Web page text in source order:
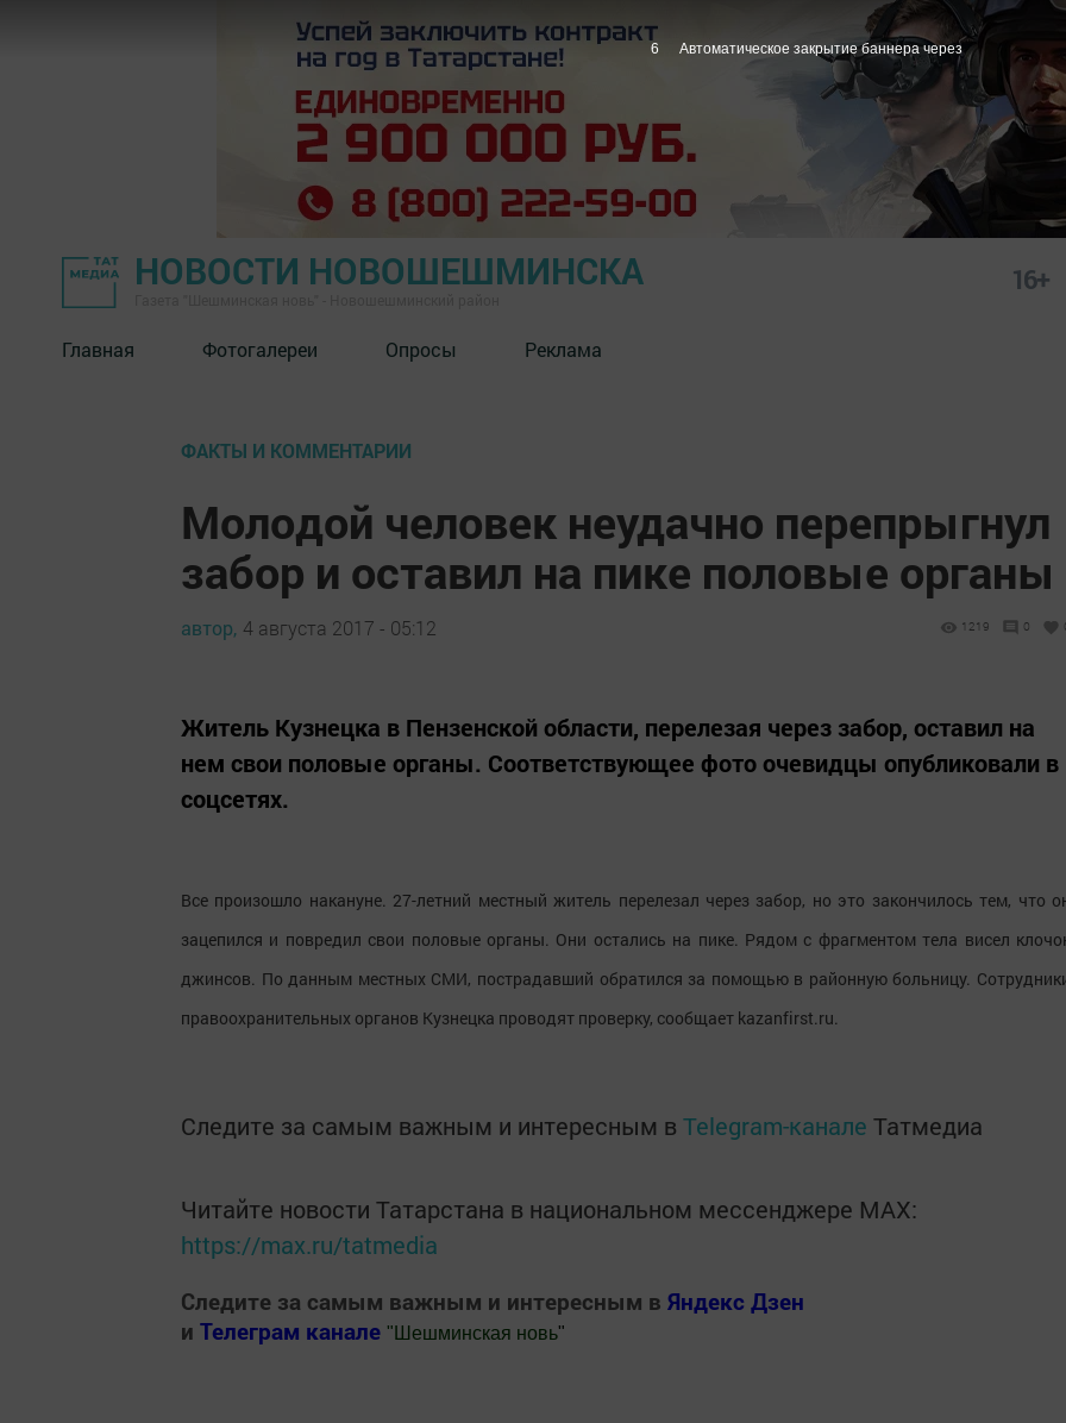
НОВОСТИ НОВОШЕШМИНСКА 16+
Главная Фотогалереи Опросы Реклама
ФАКТЫ И КОММЕНТАРИИ
Молодой человек неудачно перепрыгнул
забор и оставил на пике половые органы
автор, 4 августа 2017 - 05:12 1219 0
Житель Кузнецка в Пензенской области, перелезая через забор, оставил на
нем свои половые органы. Соответствующее фото очевидцы опубликовали в
соцсетях.
Все произошло накануне. 27-летний местный житель перелезал через забор, но это закончилось тем, что
зацепился и повредил свои половые органы. Они остались на пике. Рядом с фрагментом тела висел
джинсов. По данным местных СМИ, пострадавший обратился за помощью в районную больницу.
правоохранительных органов Кузнецка проводят проверку, сообщает kazanfirst.ru.
Следите за самым важным и интересным в Telegram-канале Татмедиа
Читайте новости Татарстана в национальном мессенджере MАХ:
https://max.ru/tatmedia
Следите за самым важным и интересным в Яндекс Дзен
и Телеграм канале " Шешминская новь"
5 Автоматическое закрытие баннера через